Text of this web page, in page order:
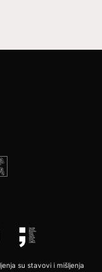
su stavovi i mišljenja